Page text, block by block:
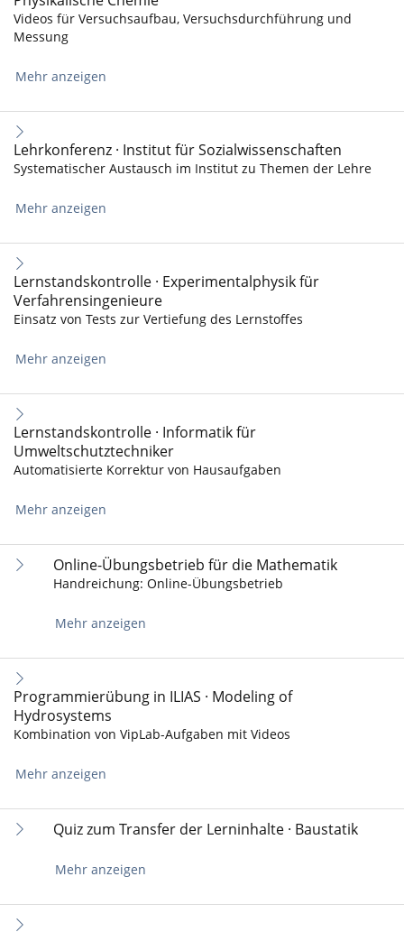
Videos für Versuchsaufbau, Versuchsdurchführung und
Messung
Mehr anzeigen
Lehrkonferenz · Institut für Sozialwissenschaften
Systematischer Austausch im Institut zu Themen der Lehre
Mehr anzeigen
Lernstandskontrolle · Experimentalphysik für
Verfahrensingenieure
Einsatz von Tests zur Vertiefung des Lernstoffes
Mehr anzeigen
Lernstandskontrolle · Informatik für
Umweltschutztechniker
Automatisierte Korrektur von Hausaufgaben
Mehr anzeigen
Online-Übungsbetrieb für die Mathematik
Handreichung: Online-Übungsbetrieb
Mehr anzeigen
Programmierübung in ILIAS · Modeling of
Hydrosystems
Kombination von VipLab-Aufgaben mit Videos
Mehr anzeigen
Quiz zum Transfer der Lerninhalte · Baustatik
Mehr anzeigen